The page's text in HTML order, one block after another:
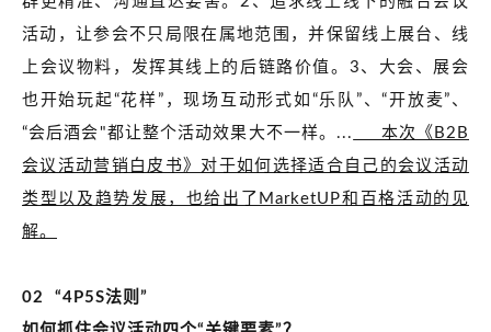
活动，让参会不只局限在属地范围，并保留线上展台、线
上会议物料，发挥其线上的后链路价值。3、大会、展会
也开始玩起“花样”，现场互动形式如“乐队”、“开放麦”、
“会后酒会"都让整个活动效果大不一样。...
本次《 B2B
会议活动营销白皮书》对于如何选择适合自己的会议活动
类型以及趋势发展，也给出了MarketUP和百格活动的见
解。
02 “4P5S法则”